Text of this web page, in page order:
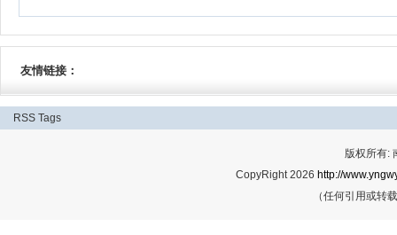
友情链接：
RSS Tags
版权所有:
CopyRight 2026 http://
（任何引用或转